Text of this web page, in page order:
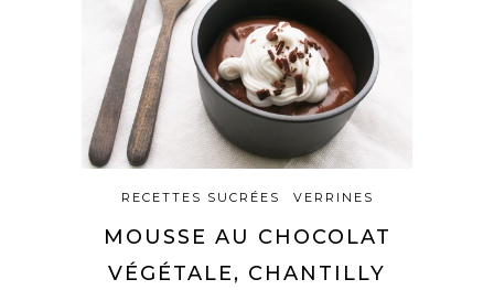
RECETTES SUCRÉES VERRINES
MOUSSE AU CHOCOLAT
VÉGÉTALE, CHANTILLY